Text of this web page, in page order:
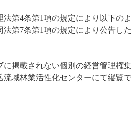
第4条第1項の規定により以下の
法第7条第1項の規定により公告し
掲載されない個別の経営管理権集
流域林業活性化センターにて縦覧で